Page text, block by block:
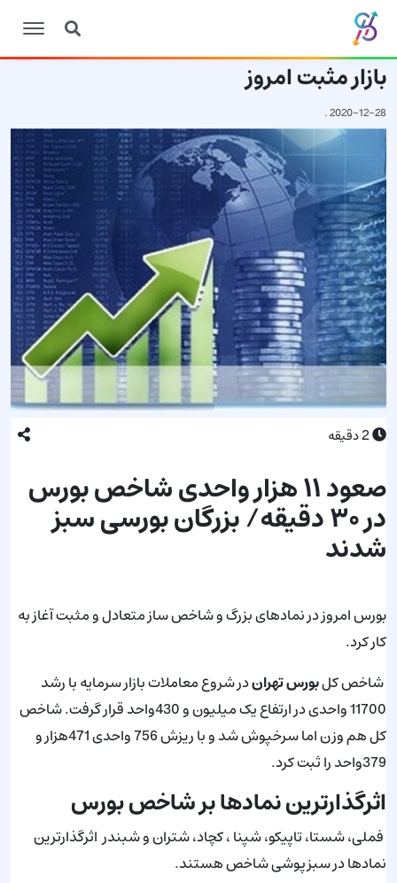
بازار مثبت امروز
2020-12-28
.
2دقیقه
صعود ۱۱ هزار واحدی شاخص بورس
در ۳۰ دقیقه/ بزرگان بورسی سبز
شدند
بورس امروز در نماد‌های بزرگ و شاخص ساز متعادل و مثبت آغاز به
کار کرد.
شاخص کلبورس تهراندر شروع معاملات بازار سرمایه با رشد
11700 واحدی در ارتفاع یک میلیون و 430واحد قرار گرفت. شاخص
کل هم وزن اما سرخپوش شد و با ریزش 756 واحدی 471هزار و
379واحد را ثبت کرد.
اثرگذارترین نمادها بر شاخص بورس
فملی، شستا، تاپیکو، شپنا ، کچاد، شتران و شبندر اثرگذارترین
نمادها در سبزپوشی شاخص هستند.